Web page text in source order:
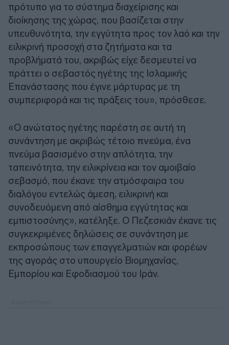
πρότυπο για το σύστημα διαχείρισης και
διοίκησης της χώρας, που βασίζεται στην
υπευθυνότητα, την εγγύτητα προς τον λαό και την
ειλικρινή προσοχή στα ζητήματα και τα
προβλήματά του, ακριβώς είχε δεσμευτεί να
πράττει ο σεβαστός ηγέτης της Ισλαμικής
Επανάστασης που έγινε μάρτυρας με τη
συμπεριφορά και τις πράξεις του», πρόσθεσε.
«Ο ανώτατος ηγέτης παρέστη σε αυτή τη
συνάντηση με ακριβώς τέτοιο πνεύμα, ένα
πνεύμα βασισμένο στην απλότητα, την
ταπεινότητα, την ειλικρίνεια και τον αμοιβαίο
σεβασμό, που έκανε την ατμόσφαιρα του
διαλόγου εντελώς άμεση, ειλικρινή και
συνοδευόμενη από αίσθημα εγγύτητας και
εμπιστοσύνης», κατέληξε. Ο Πεζεσκιάν έκανε τις
συγκεκριμένες δηλώσεις σε συνάντηση με
εκπροσώπους των επαγγελματιών και φορέων
της αγοράς στο υπουργείο Βιομηχανίας,
Εμπορίου και Εφοδιασμού του Ιράν.